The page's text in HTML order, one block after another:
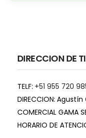
DIRECCION DE
TELF: +51 955 720
DIRECCION: Agustín
COMERCIAL GAMA
HORARIO DE